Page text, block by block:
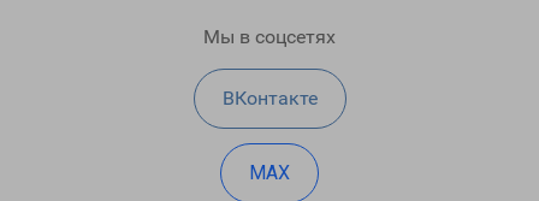
Мы в соцсетях
ВКонтакте
MAX